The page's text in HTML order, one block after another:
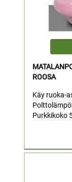
ROOSA
Käy ruoka-
Purkkikoko